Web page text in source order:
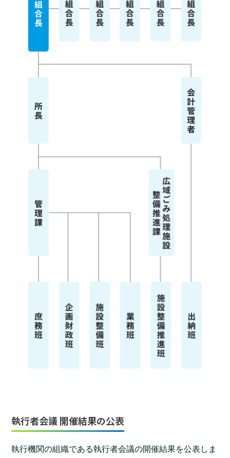
執行者会議 開催結果の公表
執行機関の組織である執行者会議の開催結果を公表しま